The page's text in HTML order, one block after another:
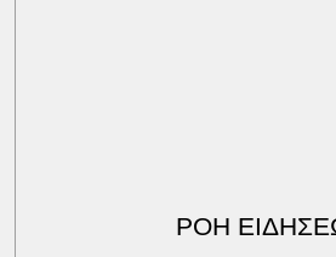
ΡΟΗ